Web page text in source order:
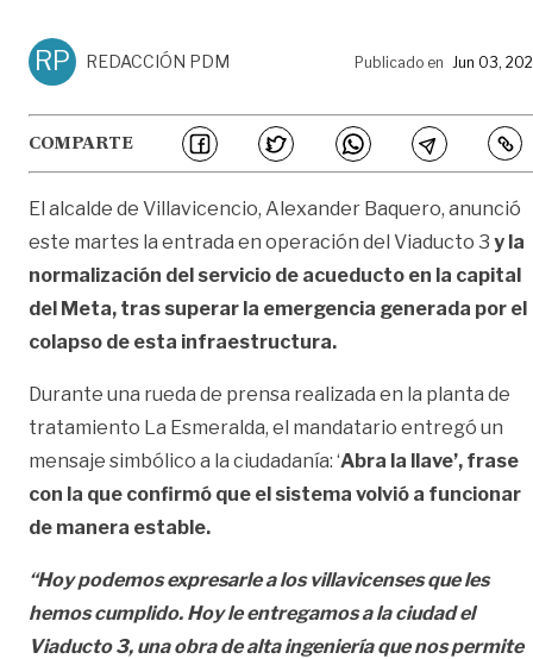
RP REDACCIÓN PDM Publicado en Jun 03,
COMPARTE
El alcalde de Villavicencio, Alexander Baquero, anunció
este martes la entrada en operación del Viaducto 3 y la
normalización del servicio de acueducto en la capital
del Meta, tras superar la emergencia generada por el
colapso de esta infraestructura.
Durante una rueda de prensa realizada en la planta de
tratamiento La Esmeralda, el mandatario entregó un
mensaje simbólico a la ciudadanía: ‘Abra la llave’, frase
con la que confirmó que el sistema volvió a funcionar
de manera estable.
“Hoy podemos expresarle a los villavicenses que les
hemos cumplido. Hoy le entregamos a la ciudad el
Viaducto 3, una obra de alta ingeniería que nos permite